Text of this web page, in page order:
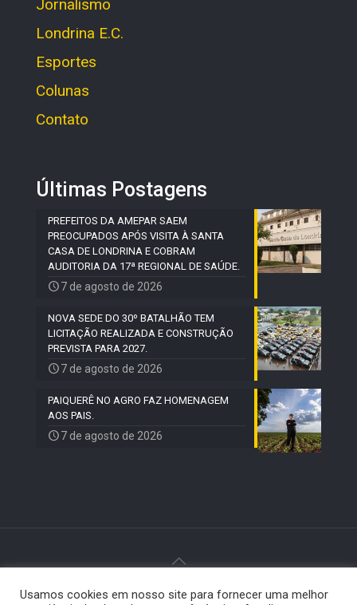
Jornalismo
Londrina E.C.
Esportes
Colunas
Contato
Últimas Postagens
PREFEITOS DA AMEPAR SAEM
PREOCUPADOS APÓS VISITA À SANTA
CASA DE LONDRINA E COBRAM
AUDITORIA DA 17ª REGIONAL DE SAÚDE.
7 de agosto de 2026
NOVA SEDE DO 30º BATALHÃO TEM
LICITAÇÃO REALIZADA E CONSTRUÇÃO
PREVISTA PARA 2027.
7 de agosto de 2026
PAIQUERÊ NO AGRO FAZ HOMENAGEM
AOS PAIS.
7 de agosto de 2026
© 2024 Paiquerê - Todos os direitos reservados |
Usamos cookies em nosso site para fornecer uma melhor